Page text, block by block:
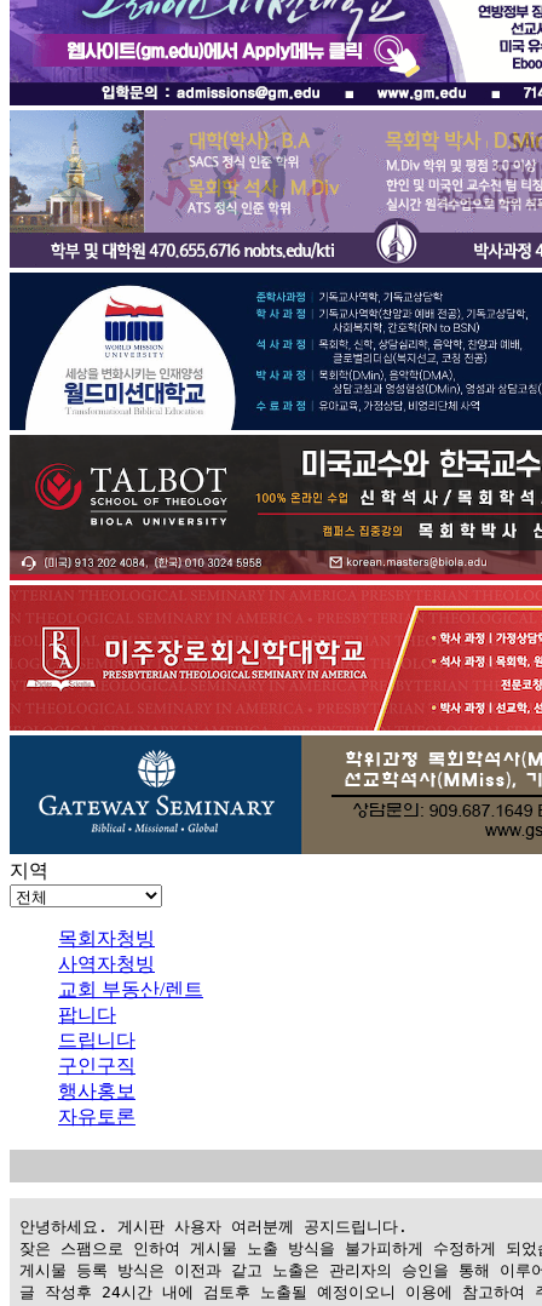
지역
목회자청빙
사역자청빙
교회 부동산/렌트
팝니다
드립니다
구인구직
행사홍보
자유토론
안녕하세요. 게시판 사용자 여러분께 공지드립니다.
잦은 스팸으로 인하여 게시물 노출 방식을 불가피하게 수정하게 되었
게시물 등록 방식은 이전과 같고 노출은 관리자의 승인을 통해 이루
글 작성후 24시간 내에 검토후 노출될 예정이오니 이용에 참고하여